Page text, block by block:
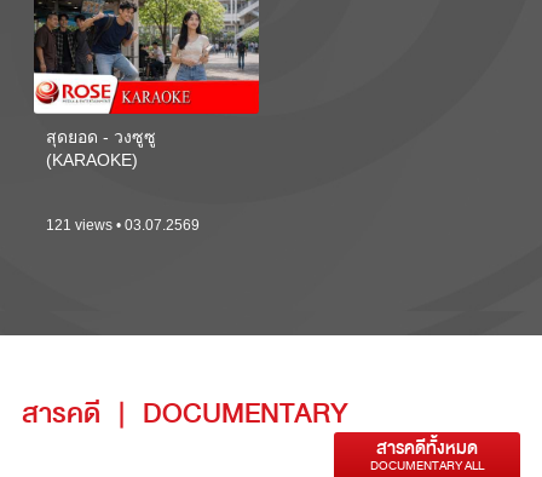
สุดยอด - วงซูซู
(KARAOKE)
121 views • 03.07.2569
สารคดี | DOCUMENTARY
สารคดีทั้งหมด
DOCUMENTARY ALL